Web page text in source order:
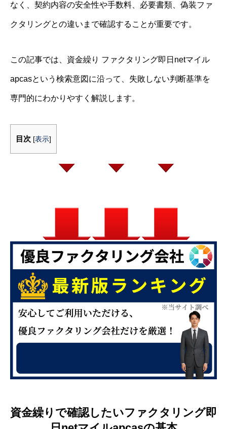
なく、契約内容の安全性や手数料、必要書類、偽装ファ
クタリングとの違いまで確認することが重要です。
この記事では、資金繰り ファクタリング即日netマイル
apcasという検索意図に沿って、失敗しない判断基準を
専門的にわかりやすく解説します。
目次 [表示]
資金繰りで確認したいファクタリング即